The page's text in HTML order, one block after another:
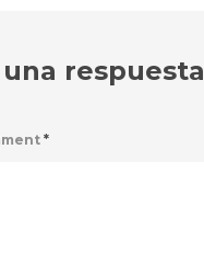
respuesta
*